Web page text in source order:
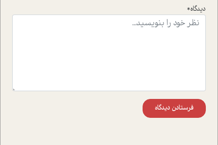
موثرترین راهکارهای استفاده از هوش مصنوعی در حوزه های
دیدگاه*
فرستادن دیدگاه